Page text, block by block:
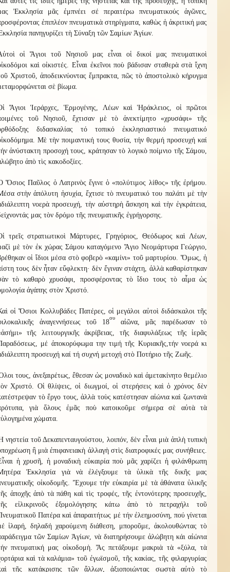
Ἐκκλησία μᾶς ἐμπνέει σέ περαιτέρω πνευματικούς ἀγῶνες,
ἐπιπλέον πνευματικὰ στηρίγματα, καθὼς ἡ ἀκριτική μας
πανηγυρίζει τὴ Σύναξη τῶν Σαμίων Ἁγίων.
οἱ Ἅγιοι τοῦ Νησιοῦ μας εἶναι οἱ δικοί μας πνευματικοὶ
καὶ οἰκιστές. Εἶναι ἐκεῖνοι ποὺ βάδισαν σταθερὰ στὰ ἴχνη
Χριστοῦ, ἀποδεικνύοντας ἔμπρακτα, πῶς τὸ ἀποστολικὸ κήρυγμα
σὲ βίωμα.
Ἅγιοι Ἱεράρχες, Ἑρμογένης, Λέων καὶ Ἡράκλειος, οἱ πρῶτοι
τοῦ Νησιοῦ, ἔχτισαν μὲ τὸ ἀνεκτίμητο «χρυσάφι» τῆς
διδασκαλίας τό τοπικό ἐκκλησιαστικό πνευματικό
Μὲ τὴν ποιμαντική τους θυσία, τήν θερμή προσευχή καί
ἀνύστακτη προσοχή τους, κράτησαν τὸ λογικὸ ποίμνιο τῆς Σάμου,
ἀπὸ τὶς κακοδοξίες.
Ὅσιος Παῦλος ὁ Λατρινὸς ἔγινε ὁ «πολύτιμος λίθος» τῆς ἐρήμου.
στὴν ἀπόλυτη ἡσυχία, ἔχτισε τὸ πνευματικό του παλάτι μὲ τὴν
νοερὰ προσευχή, τὴν αὐστηρὴ ἄσκηση καὶ τὴν ἐγκράτεια,
μας τὸν δρόμο τῆς πνευματικῆς ἐγρήγορσης.
τρεῖς στρατιωτικοὶ Μάρτυρες, Γρηγόριος, Θεόδωρος καὶ Λέων,
μὲ τὸν ἐκ χώρας Σάμου καταγόμενο Ἅγιο Νεομάρτυρα Γεώργιο,
οἱ ἴδιοι μέσα στὸ φοβερὸ «καμίνι» τοῦ μαρτυρίου. Ὅμως, ἡ
τους δὲν ἦταν εὔφλεκτη· δὲν ἔγιναν στάχτη, ἀλλὰ καθαρίστηκαν
τὸ καθαρὸ χρυσάφι, προσφέροντας τὸ ἴδιο τους τὸ αἷμα ὡς
ἀγάπης στὸν Χριστό.
οἱ Ὅσιοι Κολλυβάδες Πατέρες, οἱ μεγάλοι αὐτοὶ διδάσκαλοι τῆς
ἀναγεννήσεως τοῦ 18
ου
αἰῶνα, μᾶς παρέδωσαν τὸ
τῆς λειτουργικῆς ἀκρίβειας, τῆς διαφυλάξεως τῆς ἱερᾶς
μέ ἀποκορύφωμα την τιμή τῆς Κυριακῆς,τήν νοερά κι
προσευχή καί τή συχνή μετοχή στὸ Ποτήριο τῆς Ζωῆς.
τους, ἀνεξαιρέτως, ἔθεσαν ὡς μοναδικὸ καὶ ἀμετακίνητο θεμέλιο
Χριστό. Οἱ θλίψεις, οἱ διωγμοί, οἱ στερήσεις καὶ ὁ χρόνος δὲν
τὸ ἔργο τους, ἀλλὰ τοὺς κατέστησαν αἰώνια καὶ ζωντανὰ
γιὰ ὅλους ἐμᾶς ποὺ κατοικοῦμε σήμερα σὲ αὐτὰ τὰ
χώματα.
νηστεία τοῦ Δεκαπενταυγούστου, λοιπόν, δὲν εἶναι μιὰ ἁπλὴ τυπικὴ
ἢ μιὰ ἐπιφανειακὴ ἀλλαγὴ στὶς διατροφικές μας συνήθειες.
ἡ χρυσῆ, ἡ μοναδικὴ εὐκαιρία ποὺ μᾶς χαρίζει ἡ φιλάνθρωπη
Ἐκκλησία γιὰ νὰ ἐλέγξουμε τὰ ὑλικὰ τῆς δικῆς μας
οἰκοδομῆς. Ἔχουμε τήν εὐκαιρία μὲ τὰ ἀθάνατα ὑλικῆς
ἀποχῆς ἀπὸ τὰ πάθη καὶ τὶς τροφές, τῆς ἐντονότερης προσευχῆς,
εἰλικρινοῦς ἐξομολόγησης κάτω ἀπὸ τὸ πετραχήλι τοῦ
Πατέρα καὶ ἀπαραιτήτως μέ τήν ἐλεημοσύνη, πού γίνεται
ἱλαρή, δηλαδή χαρούμενη διάθεση, μποροῦμε, ἀκολουθώντας τὸ
τῶν Σαμίων Ἁγίων, νὰ διατηρήσουμε ἀλώβητη κάι αἰώνια
πνευματική μας οἰκοδομὴ. Ἄς πετάξουμε μακριὰ τὰ «ξύλα, τὰ
καὶ τὰ καλάμια» τοῦ ἐγωϊσμοῦ, τῆς κακίας, τῆς φιλαργυρίας
τῆς κατάκρισης τῶν ἄλλων, ἀξιοποιώντας σωστὰ αὐτὸ τὸ